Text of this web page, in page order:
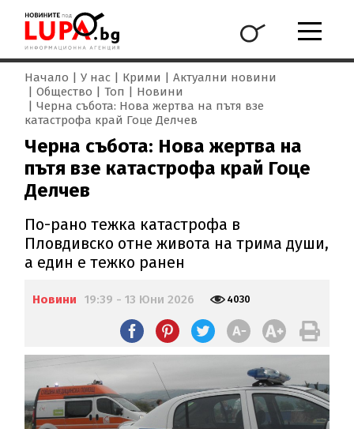
Начало У нас Крими
Актуални новини
Общество
Топ
Новини
Черна събота: Нова жертва на пътя взе
катастрофа край Гоце Делчев
Черна събота: Нова жертва на
пътя взе катастрофа край Гоце
Делчев
По-рано тежка катастрофа в
Пловдивско отне живота на трима души,
а един е тежко ранен
Новини 19:39 - 13 Юни 2026 4030